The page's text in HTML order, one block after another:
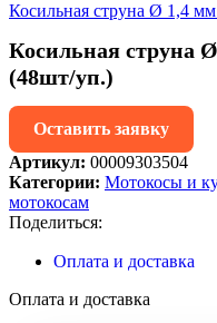
Косильная струна Ø 1,4
Косильная струна
(48шт/уп.)
Оставить заявку
Артикул: 00009303504
Категории: Мотокосы и
мотокосам
Поделиться:
Оплата и доставка
Оплата и доставка